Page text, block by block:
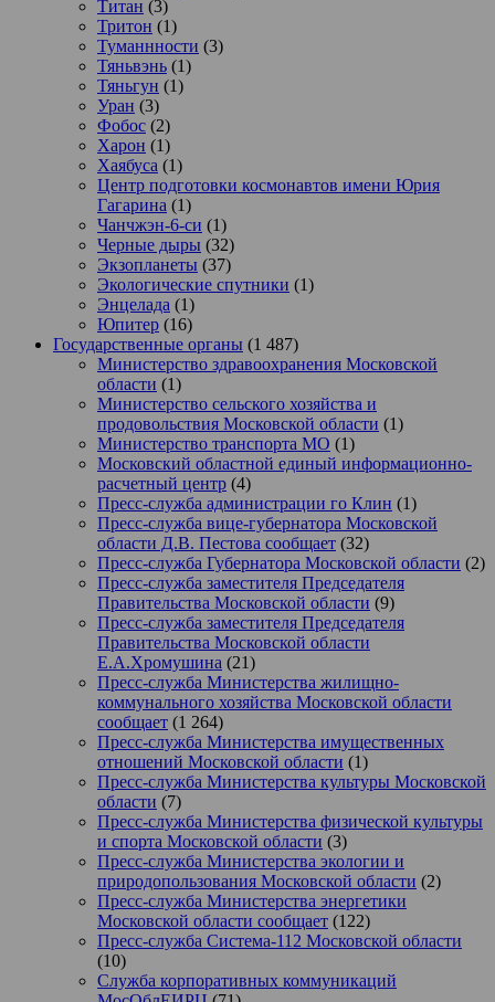
Титан (3)
Тритон (1)
Туманнности (3)
Тяньвэнь (1)
Тяньгун (1)
Уран (3)
Фобос (2)
Харон (1)
Хаябуса (1)
Центр подготовки космонавтов имени Юрия
Гагарина (1)
Чанчжэн-6-си (1)
Черные дыры (32)
Экзопланеты (37)
Экологические спутники (1)
Энцелада (1)
Юпитер (16)
Государственные органы (1 487)
Министерство здравоохранения Московской
области (1)
Министерство сельского хозяйства и
продовольствия Московской области (1)
Министерство транспорта МО (1)
Московский областной единый информационно-
расчетный центр (4)
Пресс-служба администрации го Клин (1)
Пресс-служба вице-губернатора Московской
области Д.В. Пестова сообщает (32)
Пресс-служба Губернатора Московской области (2)
Пресс-служба заместителя Председателя
Правительства Московской области (9)
Пресс-служба заместителя Председателя
Правительства Московской области
Е.А.Хромушина (21)
Пресс-служба Министерства жилищно-
коммунального хозяйства Московской области
сообщает (1 264)
Пресс-служба Министерства имущественных
отношений Московской области (1)
Пресс-служба Министерства культуры Московской
области (7)
Пресс-служба Министерства физической культуры
и спорта Московской области (3)
Пресс-служба Министерства экологии и
природопользования Московской области (2)
Пресс-служба Министерства энергетики
Московской области сообщает (122)
Пресс-служба Система-112 Московской области
(10)
Служба корпоративных коммуникаций